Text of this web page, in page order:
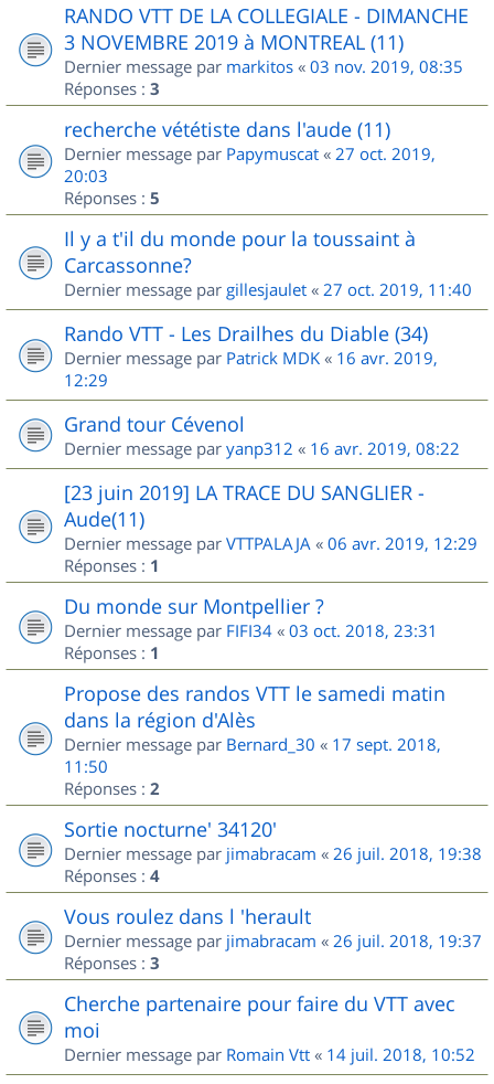
RANDO VTT DE LA COLLEGIALE - DIMANCHE
3 NOVEMBRE 2019 à MONTREAL (11)
Dernier message par markitos « 03 nov. 2019, 08:35
Réponses : 3
recherche vététiste dans l'aude (11)
Dernier message par Papymuscat « 27 oct. 2019,
20:03
Réponses : 5
Il y a t'il du monde pour la toussaint à
Carcassonne?
Dernier message par gillesjaulet « 27 oct. 2019, 11:40
Rando VTT - Les Drailhes du Diable (34)
Dernier message par Patrick MDK « 16 avr. 2019,
12:29
Grand tour Cévenol
Dernier message par yanp312 « 16 avr. 2019, 08:22
[23 juin 2019] LA TRACE DU SANGLIER -
Aude(11)
Dernier message par VTTPALAJA « 06 avr. 2019, 12:29
Réponses : 1
Du monde sur Montpellier ?
Dernier message par FIFI34 « 03 oct. 2018, 23:31
Réponses : 1
Propose des randos VTT le samedi matin
dans la région d'Alès
Dernier message par Bernard_30 « 17 sept. 2018,
11:50
Réponses : 2
Sortie nocturne' 34120'
Dernier message par jimabracam « 26 juil. 2018, 19:38
Réponses : 4
Vous roulez dans l 'herault
Dernier message par jimabracam « 26 juil. 2018, 19:37
Réponses : 3
Cherche partenaire pour faire du VTT avec
moi
Dernier message par Romain Vtt « 14 juil. 2018, 10:52